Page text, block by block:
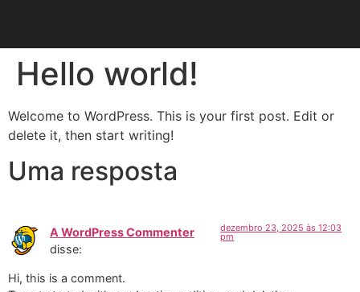
Hello world!
Welcome to WordPress. This is your first post. Edit or
delete it, then start writing!
Uma resposta
A WordPress Commenter
disse:
dezembro 23, 2025 às 12:03
pm
Hi, this is a comment.